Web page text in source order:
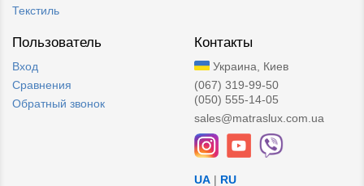
Текстиль
Пользователь
Вход
Сравнения
Обратный звонок
Контакты
Украина, Киев
(067) 319-99-50
(050) 555-14-05
sales@matraslux.com.ua
UA | RU